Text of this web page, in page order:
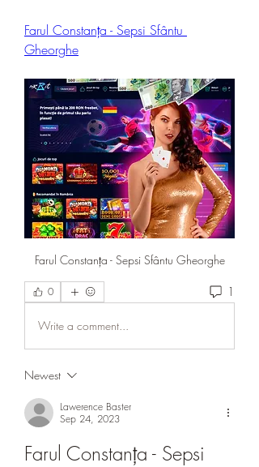
Farul Constanța - Sepsi Sfântu
Gheorghe
Farul Constanța - Sepsi Sfântu Gheorghe
0 1
Write a comment...
Newest
Lawerence Baster
Sep 24, 2023
Farul Constanța - Sepsi